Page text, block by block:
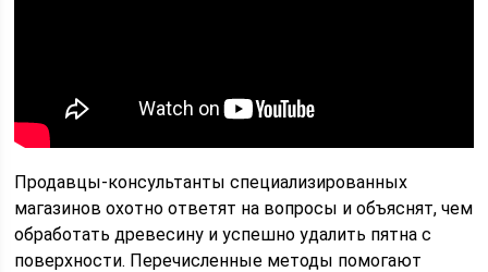
Продавцы-консультанты специализированных
магазинов охотно ответят на вопросы и объяснят, чем
обработать древесину и успешно удалить пятна с
поверхности. Перечисленные методы помогают